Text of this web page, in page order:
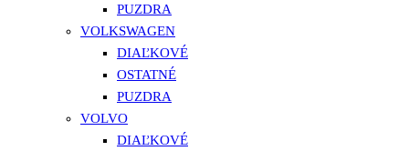
PUZDRA
VOLKSWAGEN
DIAĽKOVÉ
OSTATNÉ
PUZDRA
VOLVO
DIAĽKOVÉ